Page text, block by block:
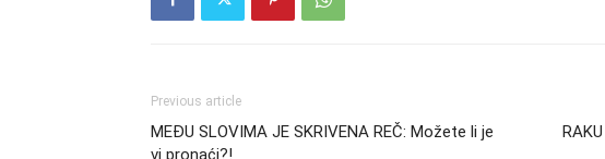
Previous article
MEĐU SLOVIMA JE SKRIVENA REČ: Možete li je
vi pronaći?!